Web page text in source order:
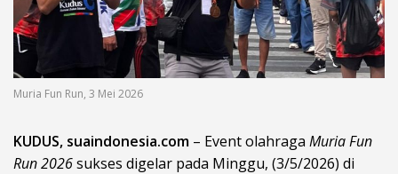
Muria Fun Run, 3 Mei 2026
KUDUS, suaindonesia.com – Event olahraga Muria Fun
Run 2026sukses digelar pada Minggu, (3/5/2026) di